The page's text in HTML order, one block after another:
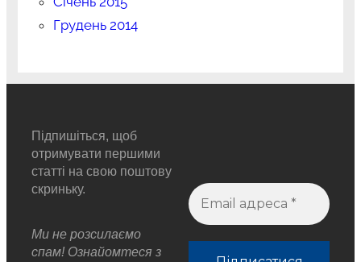
Грудень 2014
Підпишіться, щоб
отримувати першими
статті на свою поштову
скриньку.
Ми не розсилаємо
спам! Ознайомтеся з